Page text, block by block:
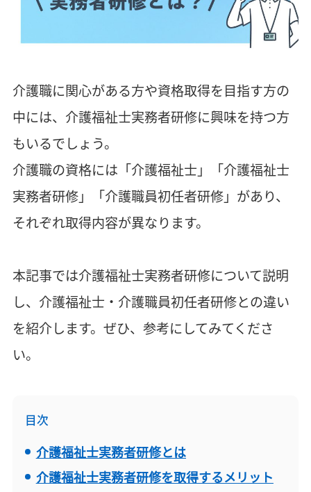
介護職に関心がある方や資格取得を目指す方の
中には、介護福祉士実務者研修に興味を持つ方
もいるでしょう。
介護職の資格には「介護福祉士」「介護福祉士
実務者研修」「介護職員初任者研修」があり、
それぞれ取得内容が異なります。
本記事では介護福祉士実務者研修について説明
し、介護福祉士・介護職員初任者研修との違い
を紹介します。ぜひ、参考にしてみてくださ
い。
目次
介護福祉士実務者研修とは
介護福祉士実務者研修を取得するメリット